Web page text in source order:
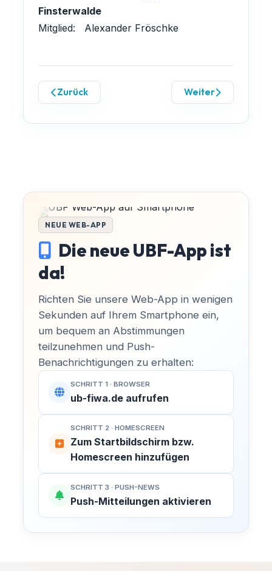
Finsterwalde
Mitglied: Alexander Fröschke
Zurück Weiter
NEUE WEB-APP
Die neue UBF-App ist
da!
Richten Sie unsere Web-App in wenigen
Sekunden auf Ihrem Smartphone ein,
um bequem an Abstimmungen
teilzunehmen und Push-
Benachrichtigungen zu erhalten:
SCHRITT 1 · BROWSER
ub-fiwa.de aufrufen
SCHRITT 2 · HOMESCREEN
Zum Startbildschirm bzw.
Homescreen hinzufügen
SCHRITT 3 · PUSH-NEWS
Push-Mitteilungen aktivieren
MACH MIT!
Finsterwalde aktiv
mitgestalten!